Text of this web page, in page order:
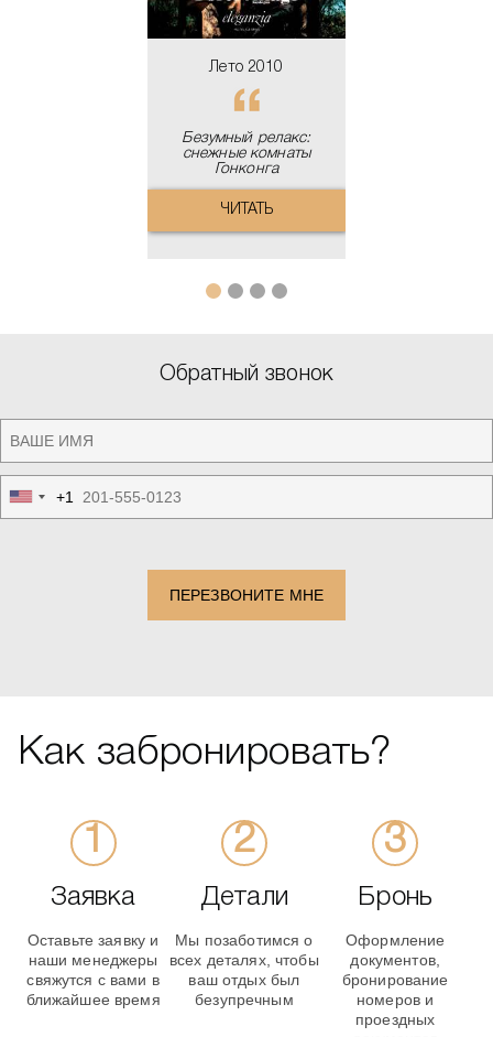
Лето 2010
Безумный релакс:
снежные комнаты
Гонконга
ЧИТАТЬ
Обратный звонок
United
States
+1
ПЕРЕЗВОНИТЕ МНЕ
Как забронировать?
Заявка
Оставьте заявку и
наши менеджеры
свяжутся с вами в
ближайшее время
Детали
Мы позаботимся о
всех деталях, чтобы
ваш отдых был
безупречным
Бронь
Оформление
документов,
бронирование
номеров и
проездных